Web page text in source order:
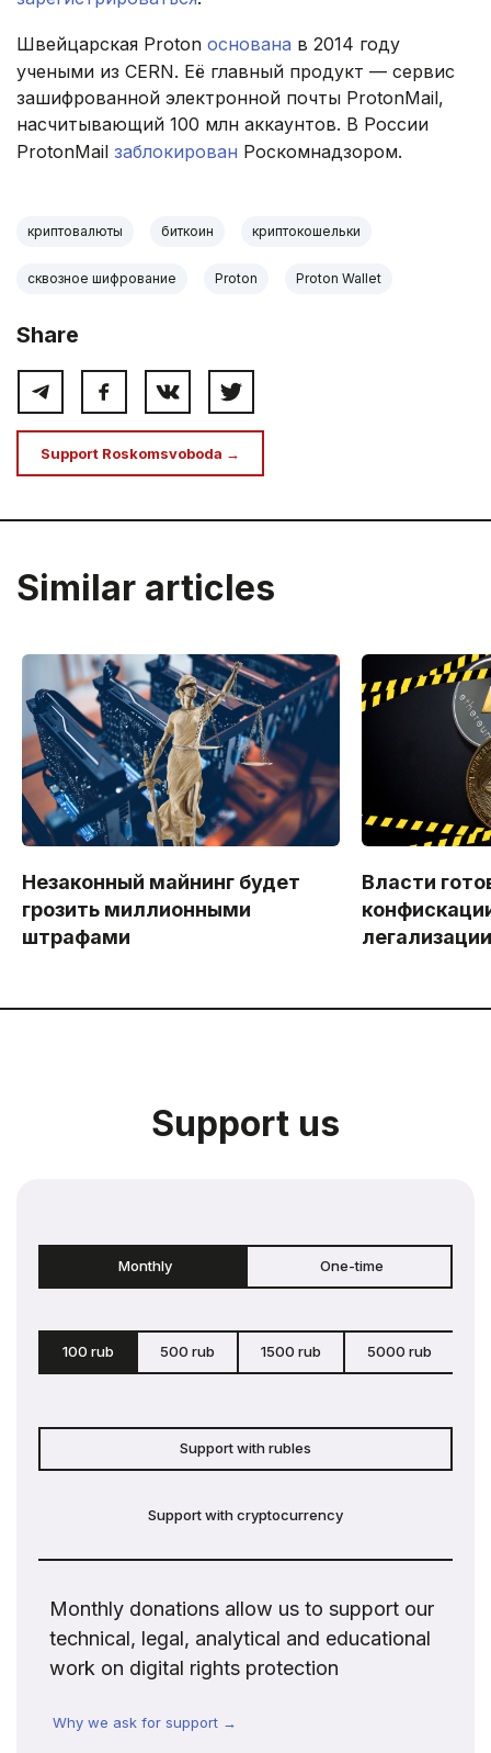
Швейцарская Proton основана в 2014 году
учеными из CERN. Её главный продукт — сервис
зашифрованной электронной почты ProtonMail,
насчитывающий 100 млн аккаунтов. В России
ProtonMail заблокирован Роскомнадзором.
криптовалюты биткоин криптокошельки
сквозное шифрование Proton Proton Wallet
Share
Support Roskomsvoboda →
Similar articles
Незаконный майнинг будет
грозить миллионными
штрафами
Власти
Support us
Monthly One-time
100 rub 500 rub 1500 rub 5000 rub
Support with rubles
Support with cryptocurrency
Monthly donations allow us to support our
technical, legal, analytical and educational
work on digital rights protection
Why we ask for support →